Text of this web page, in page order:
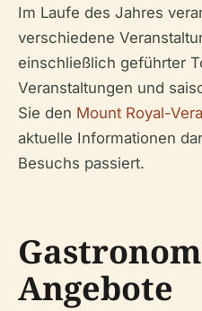
Im Laufe des Jahres
verschiedene
einschließlich geführter
Veranstaltungen und
Sie den Mount Royal-
aktuelle Informationen
Besuchs passiert.
Angebote